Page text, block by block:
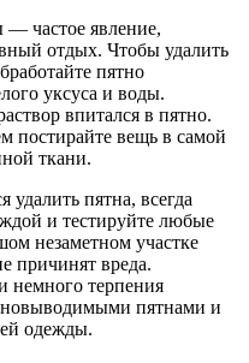
— частое явление,
отдых. Чтобы удалить
пятно
уксуса и воды.
впитался в пятно.
постирайте вещь в самой
ткани.
пятна, всегда
и тестируйте любые
незаметном участке
причинят вреда.
немного терпения
пятнами и
одежды.